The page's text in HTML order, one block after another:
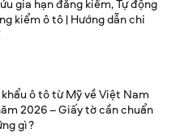
gia hạn đăng kiểm, Tự động
kiểm ô tô | Hướng dẫn chi
ô tô từ Mỹ về Việt Nam
2026 – Giấy tờ cần chuẩn
gì?